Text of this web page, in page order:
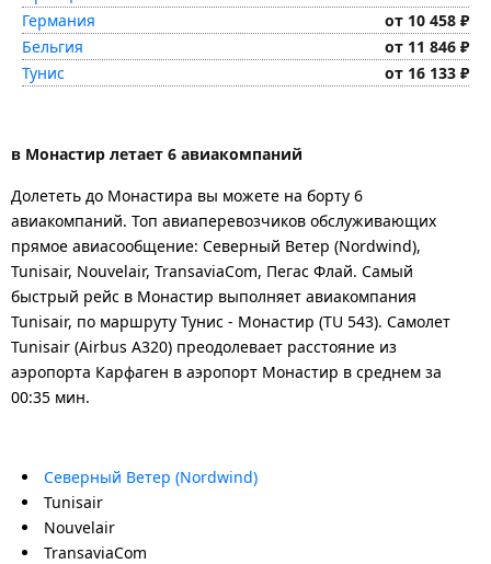
Германия
от 10 458 ₽
Бельгия
от 11 846 ₽
Тунис
от 16 133 ₽
в Монастир летает 6 авиакомпаний
Долететь до Монастира вы можете на борту 6
авиакомпаний. Топ авиаперевозчиков обслуживающих
прямое авиасообщение: Северный Ветер (Nordwind),
Tunisair, Nouvelair, TransaviaCom, Пегас Флай. Самый
быстрый рейс в Монастир выполняет авиакомпания
Tunisair, по маршруту Тунис - Монастир (TU 543). Самолет
Tunisair (Airbus A320) преодолевает расстояние из
аэропорта Карфаген в аэропорт Монастир в среднем за
00:35 мин.
Северный Ветер (Nordwind)
Tunisair
Nouvelair
TransaviaCom